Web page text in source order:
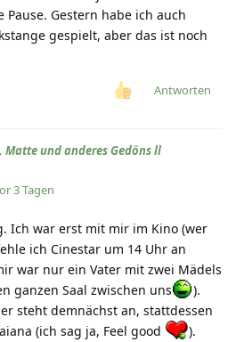
Gestern habe ich auch
gespielt, aber das ist noch
Antworten
und anderes Gedöns ll
3 Tagen
Ich war erst mit mir im Kino (wer
ich Cinestar um 14 Uhr an
war nur ein Vater mit zwei Mädels
ganzen Saal zwischen uns
).
steht demnächst an, stattdessen
(ich sag ja, Feel good
).